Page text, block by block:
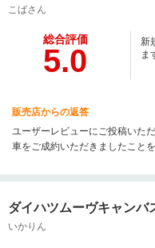
こばさん
総合評価
5.0
新
ま
販売店からの返答
ユーザーレビューにご投稿いた
車をご成約いただきましたこと
任せいただけます。 これからも
ダイハツムーヴキャンバ
いかりん